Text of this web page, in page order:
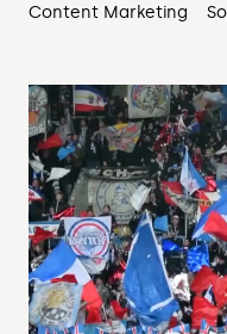
Content Marketing